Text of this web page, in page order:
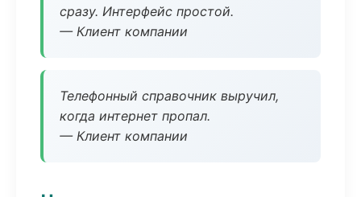
сразу. Интерфейс простой.
— Клиент компании
Телефонный справочник выручил,
когда интернет пропал.
— Клиент компании